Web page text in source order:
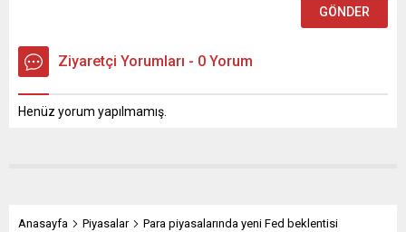
Ziyaretçi Yorumları - 0 Yorum
Henüz yorum yapılmamış.
Anasayfa Piyasalar Para piyasalarında yeni Fed beklentisi